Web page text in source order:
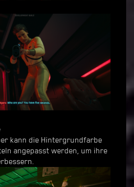
kann die Hintergrundfarbe
angepasst werden, um ihre